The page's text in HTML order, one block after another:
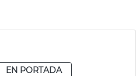
EN PORTADA